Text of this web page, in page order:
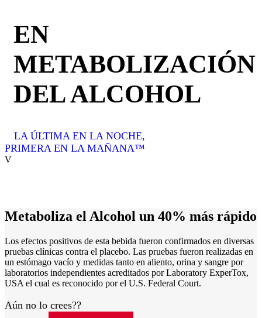
EN
METABOLIZACIÓN
DEL ALCOHOL
LA ÚLTIMA EN LA NOCHE,
PRIMERA EN LA MAÑANA™
V
Metaboliza el Alcohol un 40% más rápido
Los efectos positivos de esta bebida fueron confirmados en diversas
pruebas clínicas contra el placebo. Las pruebas fueron realizadas en
un estómago vacío y medidas tanto en aliento, orina y sangre por
laboratorios independientes acreditados por Laboratory ExperTox,
USA el cual es reconocido por el U.S. Federal Court.
Aún no lo crees??